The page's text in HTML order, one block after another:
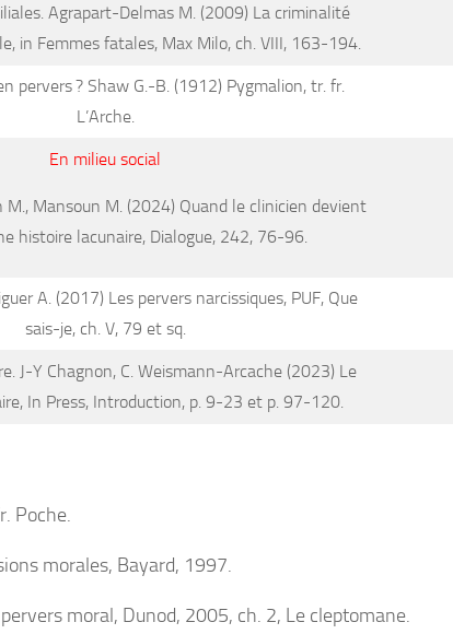
Agrapart-Delmas M. (2009) La criminalité
in Femmes fatales, Max Milo, ch. VIII, 163-194.
pervers ? Shaw G.-B. (1912) Pygmalion, tr. fr.
L’Arche.
En milieu social
M., Mansoun M. (2024) Quand le clinicien devient
histoire lacunaire, Dialogue, 242, 76-96.
A. (2017) Les pervers narcissiques, PUF, Que
sais-je, ch. V, 79 et sq
J-Y Chagnon, C. Weismann-Arcache (2023) Le
, In Press, Introduction, p. 9-23 et p. 97-120.
Poche.
morales, Bayard, 1997.
moral, Dunod, 2005, ch. 2, Le cleptomane.